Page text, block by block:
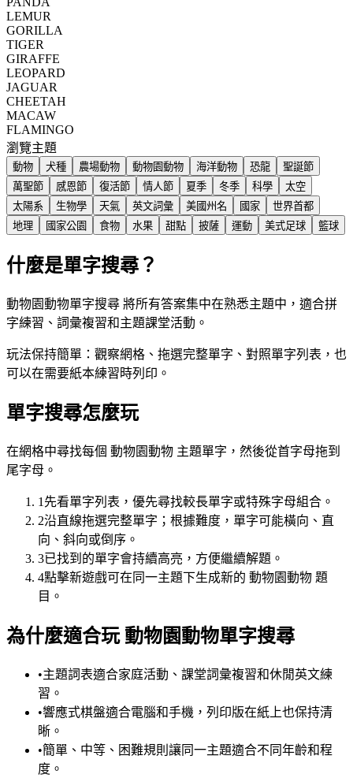
LEMUR
GORILLA
TIGER
GIRAFFE
LEOPARD
JAGUAR
CHEETAH
MACAW
FLAMINGO
瀏覽主題
動物 犬種 農場動物 動物園動物 海洋動物 恐龍
聖誕節
萬聖節
感恩節 復活節 情人節 夏季 冬季 科學
太空
太陽系
生物學 天氣 英文詞彙 美國州名 國家
世界首都
地理
國家公園 食物 水果 甜點 披薩 運動 美式足球 籃球
什麼是單字搜尋？
動物園動物單字搜尋 將所有答案集中在熟悉主題中，適合拼
字練習、詞彙複習和主題課堂活動。
玩法保持簡單：觀察網格、拖選完整單字、對照單字列表，也
可以在需要紙本練習時列印。
單字搜尋怎麼玩
在網格中尋找每個 動物園動物 主題單字，然後從首字母拖到
尾字母。
1 先看單字列表，優先尋找較長單字或特殊字母組合。
2沿直線拖選完整單字；根據難度，單字可能橫向、直
向、斜向或倒序。
3已找到的單字會持續高亮，方便繼續解題。
4點擊新遊戲可在同一主題下生成新的 動物園動物 題
目。
為什麼適合玩 動物園動物單字搜尋
•主題詞表適合家庭活動、課堂詞彙複習和休閒英文練
習。
•響應式棋盤適合電腦和手機，列印版在紙上也保持清
晰。
•簡單、中等、困難規則讓同一主題適合不同年齡和程
度。